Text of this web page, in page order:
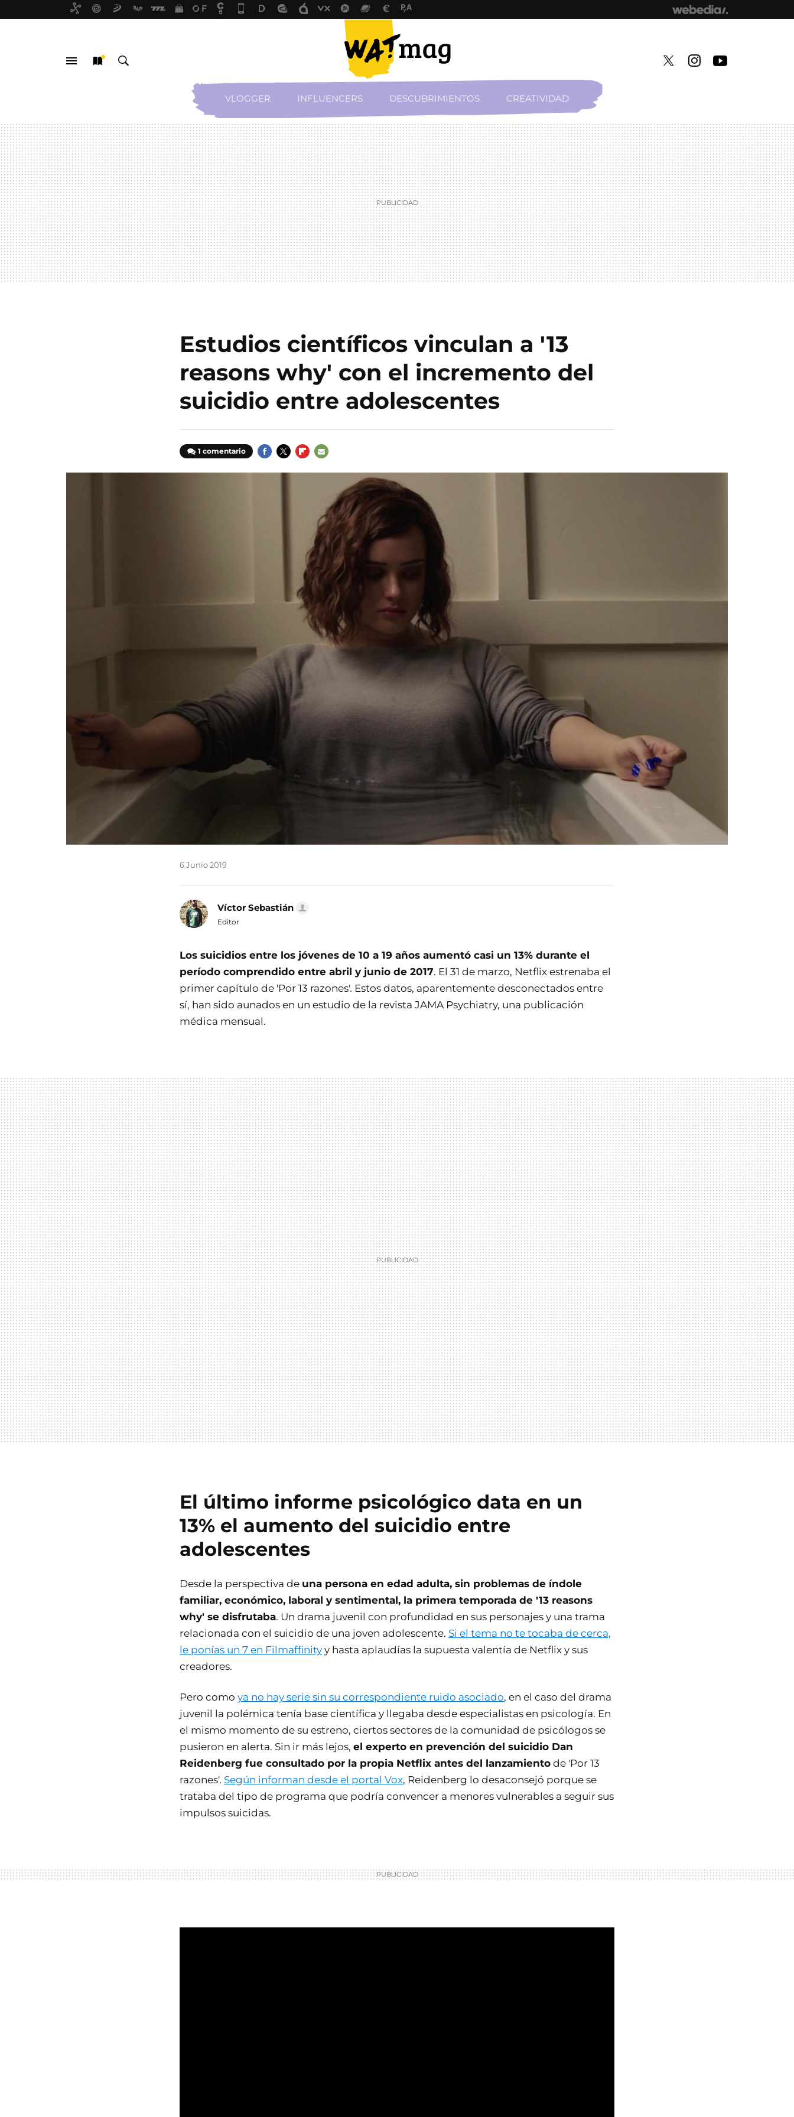
VLOGGER INFLUENCERS DESCUBRIMIENTOS CREATIVIDAD
Estudios científicos vinculan a '13
reasons why' con el incremento del
suicidio entre adolescentes
1 comentario
6 Junio 2019
Víctor Sebastián
Editor
Los suicidios entre los jóvenes de 10 a 19 años aumentó casi un 13% durante el
período comprendido entre abril y junio de 2017. El 31 de marzo, Netflix estrenaba el
primer capítulo de 'Por 13 razones'. Estos datos, aparentemente desconectados entre
sí, han sido aunados en un estudio de la revista JAMA Psychiatry, una publicación
médica mensual.
El último informe psicológico data en un
13% el aumento del suicidio entre
adolescentes
Desde la perspectiva de una persona en edad adulta, sin problemas de índole
familiar, económico, laboral y sentimental, la primera temporada de '13 reasons
why' se disfrutaba. Un drama juvenil con profundidad en sus personajes y una trama
relacionada con el suicidio de una joven adolescente. Si el tema no te tocaba de cerca,
le ponías un 7 en Filmaffinity y hasta aplaudías la supuesta valentía de Netflix y sus
creadores.
Pero como ya no hay serie sin su correspondiente ruido asociado, en el caso del drama
juvenil la polémica tenía base científica y llegaba desde especialistas en psicología. En
el mismo momento de su estreno, ciertos sectores de la comunidad de psicólogos se
pusieron en alerta. Sin ir más lejos, el experto en prevención del suicidio Dan
Reidenberg fue consultado por la propia Netflix antes del lanzamiento de 'Por 13
razones'. Según informan desde el portal Vox, Reidenberg lo desaconsejó porque se
trataba del tipo de programa que podría convencer a menores vulnerables a seguir sus
impulsos suicidas.